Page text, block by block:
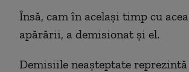
Însă, cam în acelaşi timp cu
apărării, a demisionat şi el.
Demisiile neaşteptate